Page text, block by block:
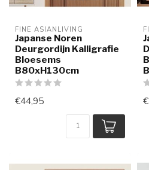
FINE ASIANLIVING
Japanse Noren
Deurgordijn Kalligrafie
Bloesems
B80xH130cm
€44,95